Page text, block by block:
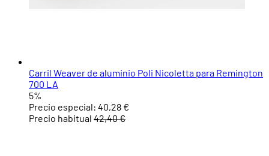
Carril Weaver de aluminio Poli Nicoletta para Remington
700 LA
5%
Precio especial: 40,28 €
Precio habitual 42,40 €